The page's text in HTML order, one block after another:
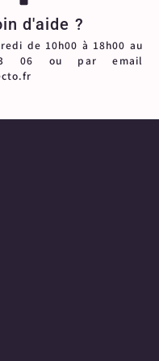
d'aide ?
de 10h00 à 18h00 au
06 ou par email